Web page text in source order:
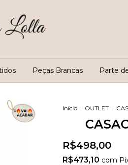
Peças Brancas Parte
Início . OUTLET .
R$498,00
R$473,10 com